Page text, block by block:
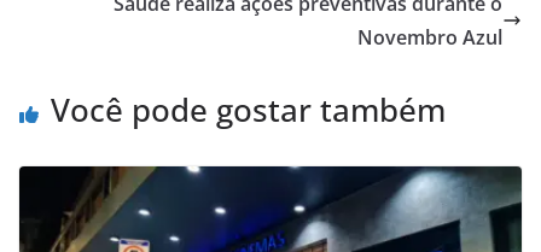
Novembro Azul
Você pode gostar também